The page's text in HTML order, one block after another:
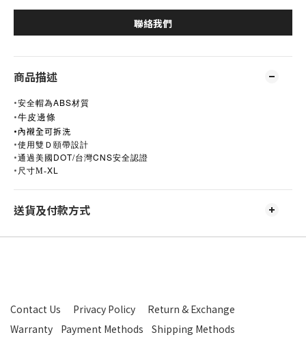
聯絡我們
商品描述
•安全帽為ABS材質
•牛皮邊條
•內襯全可拆洗
•使用雙Ｄ頤帶設計
•通過美國DOT/台灣CNS安全認證
• 尺寸M-XL
送貨及付款方式
Contact Us Privacy Policy
Return & Exchange
Warranty
Payment Methods Shipping Methods